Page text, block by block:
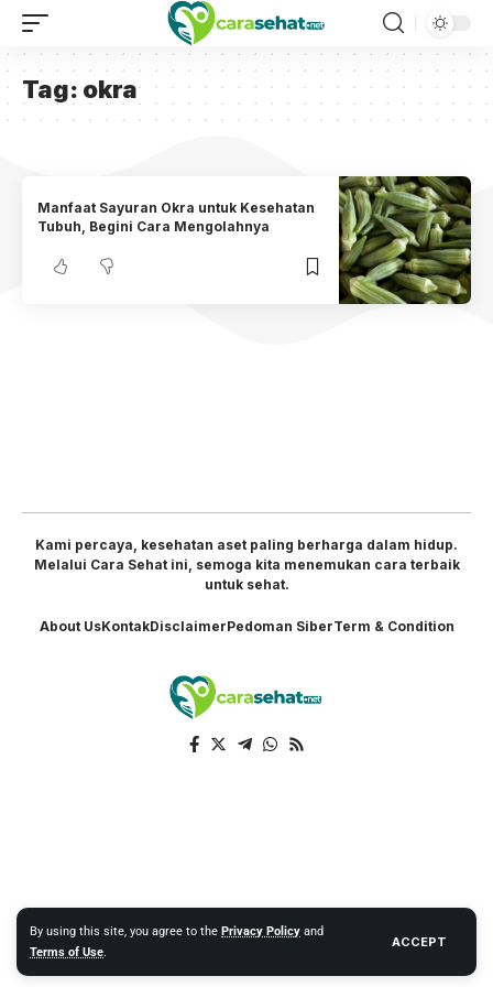
By using this site, you agree to the Privacy Policy and
Terms of Use.
ACCEPT
Tag: okra
Manfaat Sayuran Okra untuk Kesehatan
Tubuh, Begini Cara Mengolahnya
Kami percaya, kesehatan aset paling berharga dalam hidup.
Melalui Cara Sehat ini, semoga kita menemukan cara terbaik
untuk sehat.
About UsKontakDisclaimerPedoman SiberTerm & Condition